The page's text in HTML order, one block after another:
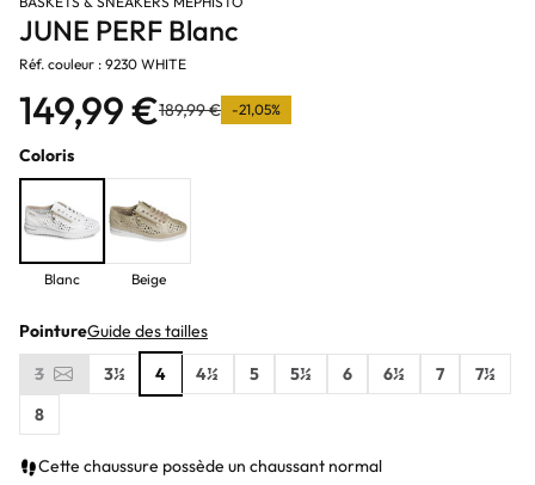
JUNE PERF Blanc
Réf. couleur : 9230 WHITE
149,99 €189,99 € -21,05%
Coloris
Blanc Beige
PointureGuide des tailles
3
3½ 4 4½ 5 5½ 6 6½ 7
7½
8
Cette chaussure possède un chaussant normal